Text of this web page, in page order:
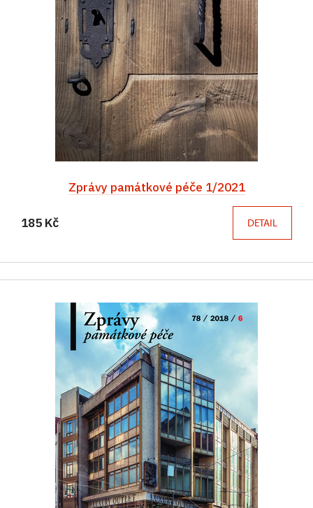
Zprávy památkové péče 1/2021
185 Kč DETAIL